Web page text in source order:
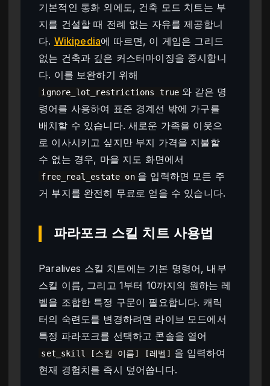
기본적인 통화 외에도, 건축 모드 치트는 부
지를 건설할 때 전례 없는 자유를 제공합니
다. Wikipedia에 따르면, 이 게임은 그리드
없는 건축과 깊은 커스터마이징을 중시합니
다. 이를 보완하기 위해
ignore_lot_restrictions true 와 같은 명
령어를 사용하여 표준 경계선 밖에 가구를
배치할 수 있습니다. 새로운 가족을 이웃으
로 이사시키고 싶지만 부지 가격을 지불할
수 없는 경우, 마을 지도 화면에서
free_real_estate on 을 입력하면 모든 주
거 부지를 완전히 무료로 얻을 수 있습니다.
파라포크 스킬 치트 사용법
Paralives 스킬 치트에는 기본 명령어, 내부
스킬 이름, 그리고 1부터 10까지의 원하는 레
벨을 조합한 특정 구문이 필요합니다. 캐릭
터의 숙련도를 변경하려면 라이브 모드에서
특정 파라포크를 선택하고 콘솔을 열어
set_skill [스킬 이름] [레벨] 을 입력하여
현재 경험치를 즉시 덮어씁니다.